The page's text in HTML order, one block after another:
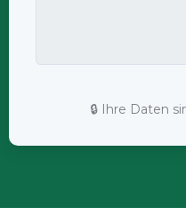
🔒 Ihre Daten